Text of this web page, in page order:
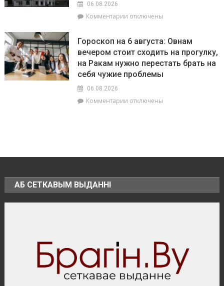
Брагинской
06.08.2026
Комментарии к
проводит
конкурс,
посвящённый
110-
милиции
отключены
Гороскоп на 6 августа: Овнам
вечером стоит сходить на прогулку,
на Ракам нужно перестать брать на
себя чужие проблемы
06.08.2026
Комментарии к
Овнам
стоит
на
прогулку,
перестать
на
себя
чужие
отключены
АБ СЕТКАВЫМ ВЫДАННІ